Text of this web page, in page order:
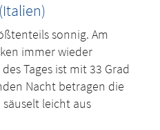
sonnig. Am
immer wieder
Tages ist mit 33 Grad
Nacht betragen die
säuselt leicht aus